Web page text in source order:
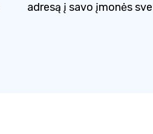
adresą į savo įmonės